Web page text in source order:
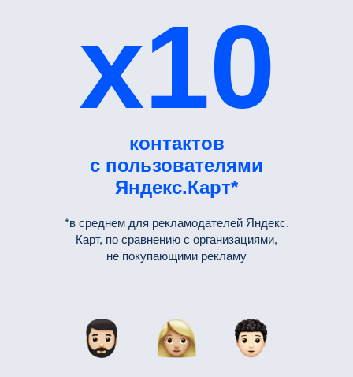
x10
*в среднем для рекламодателей Яндекс.
Карт, по сравнению с организациями,
не покупающими рекламу
контактов
с пользователями
Яндекс.Карт*